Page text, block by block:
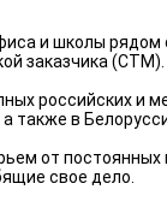
и школы
заказчика (СТМ).
российских и
в
от
свое дело.